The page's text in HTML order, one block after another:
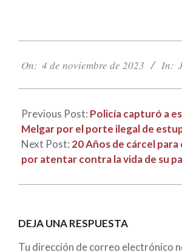
11-
On: 4 de noviembre de 2023 In:
Previous Post: Policía capturó a
Melgar por el porte ilegal de
Next Post: 20 Años de cárcel
por atentar contra la vida de su
DEJA UNA RESPUESTA
Tu dirección de correo electrónico